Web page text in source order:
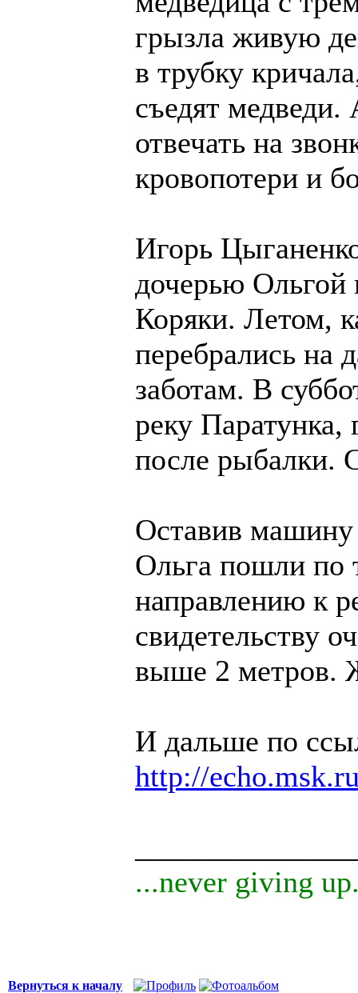
грызла живую
в трубку
съедят медведи.
отвечать на
кровопотери и
Игорь
дочерью Ольгой
Коряки. Летом,
перебрались на
заботам. В
реку Паратунка,
после рыбалки.
Оставив машину
Ольга пошли по
направлению к
свидетельству
выше 2 метров.
И дальше по
http://
...never giving
Вернуться к началу